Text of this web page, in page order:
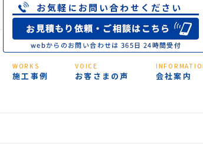
WORKS
施工事例
VOICE
お客さまの声 会社案内